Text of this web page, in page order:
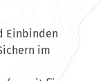
Einbinden
im